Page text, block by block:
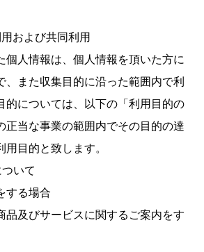
および共同利用
個人情報は、個人情報を頂いた方に
、また収集目的に沿った範囲内で利
的については、以下の「利用目的の
正当な事業の範囲内でその目的の達
目的と致します。
いて
する場合
品及びサービスに関するご案内をす